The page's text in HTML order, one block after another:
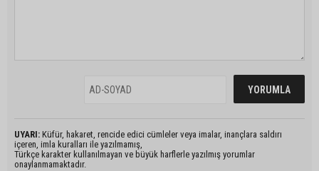
UYARI: Küfür, hakaret, rencide edici cümleler veya imalar, inançlara saldırı
içeren, imla kuralları ile yazılmamış,
Türkçe karakter kullanılmayan ve büyük harflerle yazılmış yorumlar
onaylanmamaktadır.